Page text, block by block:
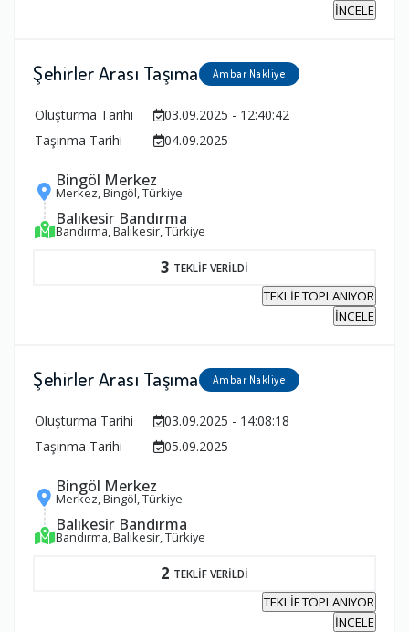
İNCELE
Şehirler Arası Taşıma Ambar Nakliye
Oluşturma Tarihi
03.09.2025 - 12:40:42
Taşınma Tarihi
04.09.2025
Bingöl Merkez
Merkez, Bingöl, Türkiye
Balıkesir Bandırma
Bandırma, Balıkesir, Türkiye
3 TEKLİF VERİLDİ
TEKLİF TOPLANIYOR
İNCELE
Şehirler Arası Taşıma Ambar Nakliye
Oluşturma Tarihi
03.09.2025 - 14:08:18
Taşınma Tarihi
05.09.2025
Bingöl Merkez
Merkez, Bingöl, Türkiye
Balıkesir Bandırma
Bandırma, Balıkesir, Türkiye
2 TEKLİF VERİLDİ
TEKLİF TOPLANIYOR
İNCELE